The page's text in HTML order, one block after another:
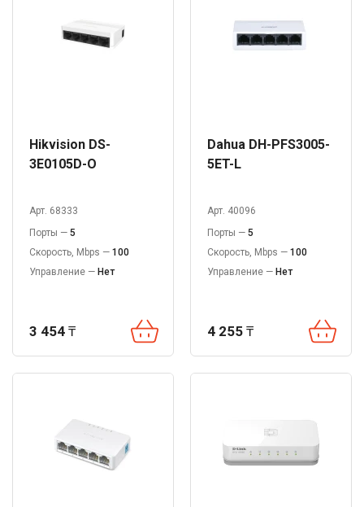
Hikvision DS-
3E0105D-O
Арт. 68333
Порты — 5
Скорость, Mbps — 100
Управление — Нет
3 454 ₸
Dahua DH-PFS3005-
5ET-L
Арт. 40096
Порты — 5
Скорость, Mbps — 100
Управление — Нет
4 255 ₸